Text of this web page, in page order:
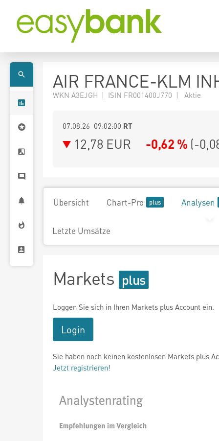
AIR FRANCE-KLM
WKN A3EJGH | ISIN FR001400J770 | Aktie
07.08.26 09:02:00 RT
12,78 EUR -0,62 % (-
Übersicht Chart-Pro Analysen
Letzte Umsätze
Markets
Loggen Sie sich in Ihren Markets plus Account ein.
Login
Sie haben noch keinen kostenlosen Markets plus
Jetzt registrieren!